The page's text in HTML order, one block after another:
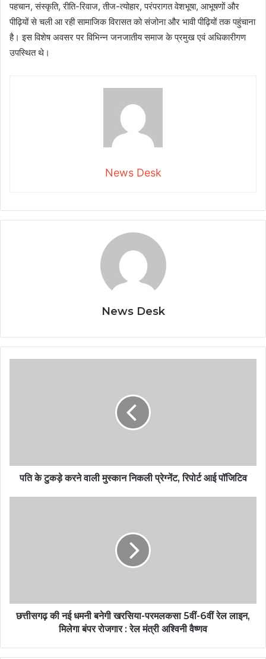
पहचान, संस्कृति, रीति-रिवाज, तीज-त्योहार, परंपरागत वेशभूषा, आभूषणों और
पीढ़ियों से चली आ रही सामाजिक विरासत को संजोना और भावी पीढ़ियों तक पहुंचाना
है। इस विशेष अवसर पर विभिन्न जनजातीय समाज के प्रमुख एवं अधिकारीगण
उपस्थित थे।
News Desk
News Desk
पति के टुकड़े करने वाली मुस्कान निकली प्रेग्नेंट, रिपोर्ट आई पॉजिटिव
छत्तीसगढ़ की नई धमनी बनेगी खरसिया-परमलकसा 5वीं-6वीं रेल लाइन,
मिलेगा बंपर रोजगार : रेल मंत्री अश्विनी वैष्णव